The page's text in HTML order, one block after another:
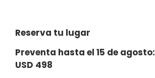
Reserva tu lugar
Preventa hasta el 15 de agosto:
USD 498